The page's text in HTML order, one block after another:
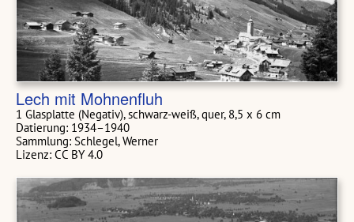
Lech mit Mohnenfluh
1 Glasplatte (Negativ), schwarz-weiß, quer, 8,5 x 6 cm
Datierung: 1934–1940
Sammlung: Schlegel, Werner
Lizenz: CC BY 4.0